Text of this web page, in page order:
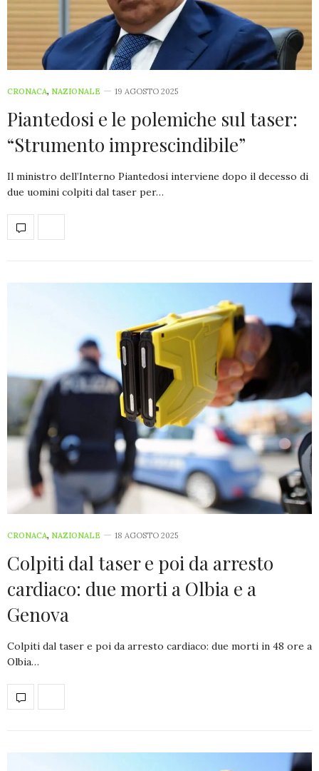
CRONACA, NAZIONALE 19 AGOSTO 2025
Piantedosi e le polemiche sul taser:
“Strumento imprescindibile”
Il ministro dell’Interno Piantedosi interviene dopo il decesso di
due uomini colpiti dal taser per…
CRONACA, NAZIONALE 18 AGOSTO 2025
Colpiti dal taser e poi da arresto
cardiaco: due morti a Olbia e a
Genova
Colpiti dal taser e poi da arresto cardiaco: due morti in 48 ore a
Olbia…